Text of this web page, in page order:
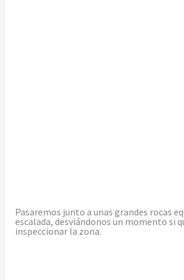
Pasaremos junto a unas grandes rocas
escalada, desviándonos un momento si
inspeccionar la zona.